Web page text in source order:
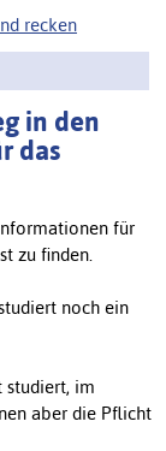
in den
das
für
zu finden.
noch ein
studiert, im
aber die Pflicht